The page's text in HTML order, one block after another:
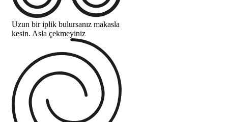
Uzun bir iplik bulursanız makasla
kesin. Asla çekmeyiniz